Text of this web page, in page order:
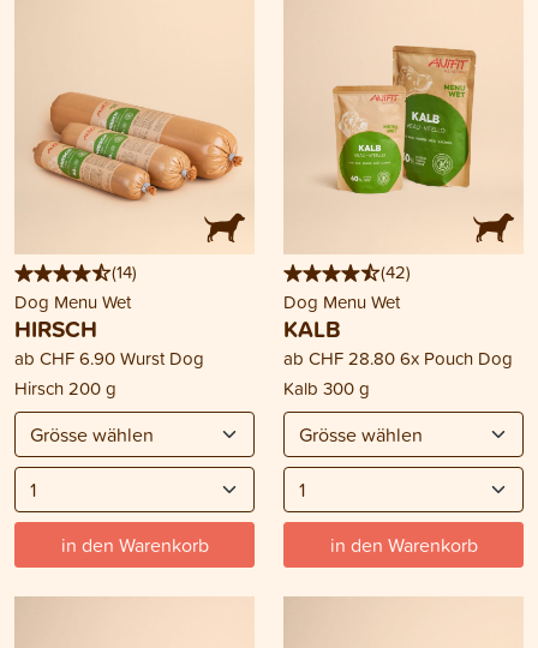
(14)
Dog Menu Wet
HIRSCH
ab CHF 6.90Wurst Dog
Hirsch 200 g
in den Warenkorb
(42)
Dog Menu Wet
KALB
ab CHF 28.806x Pouch Dog
Kalb 300 g
in den Warenkorb